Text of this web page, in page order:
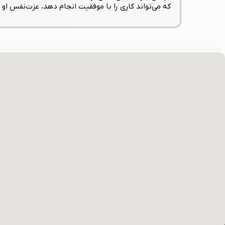
که می‌تواند کاری را با موفقیت انجام دهد، عزت‌نفس